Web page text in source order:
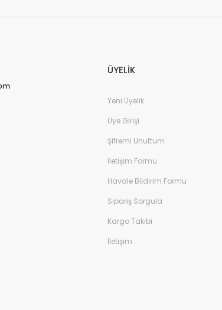
ÜYELİK
Yeni Üyelik
Üye Girişi
Şifremi Unuttum
İletişim Formu
Havale Bildirim Formu
Sipariş Sorgula
Kargo Takibi
İletişim